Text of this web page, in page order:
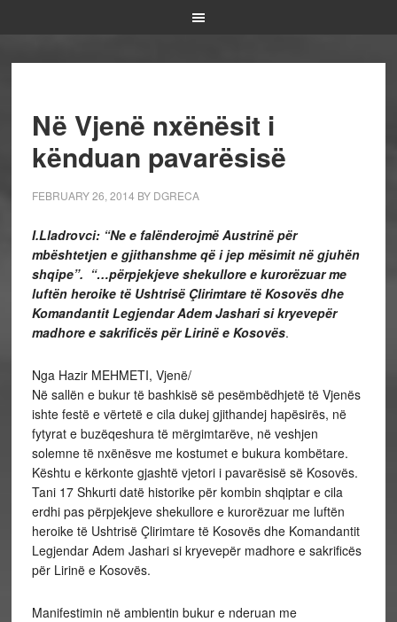
Në Vjenë nxënësit i
kënduan pavarësisë
FEBRUARY 26, 2014 BY DGRECA
I.Lladrovci: “Ne e falënderojmë Austrinë për
mbështetjen e gjithanshme që i jep mësimit në gjuhën
shqipe”. “…përpjekjeve shekullore e kurorëzuar me
luftën heroike të Ushtrisë Çlirimtare të Kosovës dhe
Komandantit Legjendar Adem Jashari si kryevepër
madhore e sakrificës për Lirinë e Kosovës.
Nga Hazir MEHMETI, Vjenë/
Në sallën e bukur të bashkisë së pesëmbëdhjetë të Vjenës
ishte festë e vërtetë e cila dukej gjithandej hapësirës, në
fytyrat e buzëqeshura të mërgimtarëve, në veshjen
solemne të nxënësve me kostumet e bukura kombëtare.
Kështu e kërkonte gjashtë vjetori i pavarësisë së Kosovës.
Tani 17 Shkurti datë historike për kombin shqiptar e cila
erdhi pas përpjekjeve shekullore e kurorëzuar me luftën
heroike të Ushtrisë Çlirimtare të Kosovës dhe Komandantit
Legjendar Adem Jashari si kryevepër madhore e sakrificës
për Lirinë e Kosovës.
Manifestimin në ambientin bukur e nderuan me